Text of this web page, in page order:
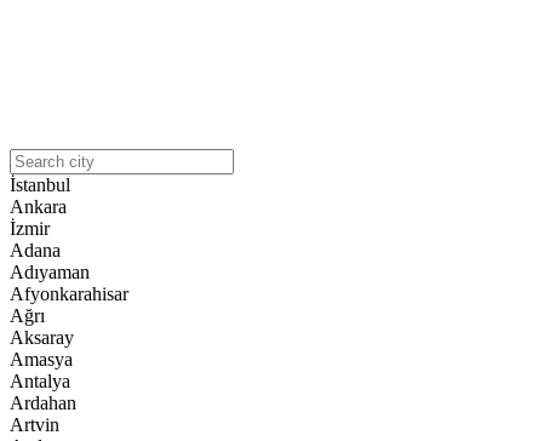
İstanbul
Ankara
İzmir
Adana
Adıyaman
Afyonkarahisar
Ağrı
Aksaray
Amasya
Antalya
Ardahan
Artvin